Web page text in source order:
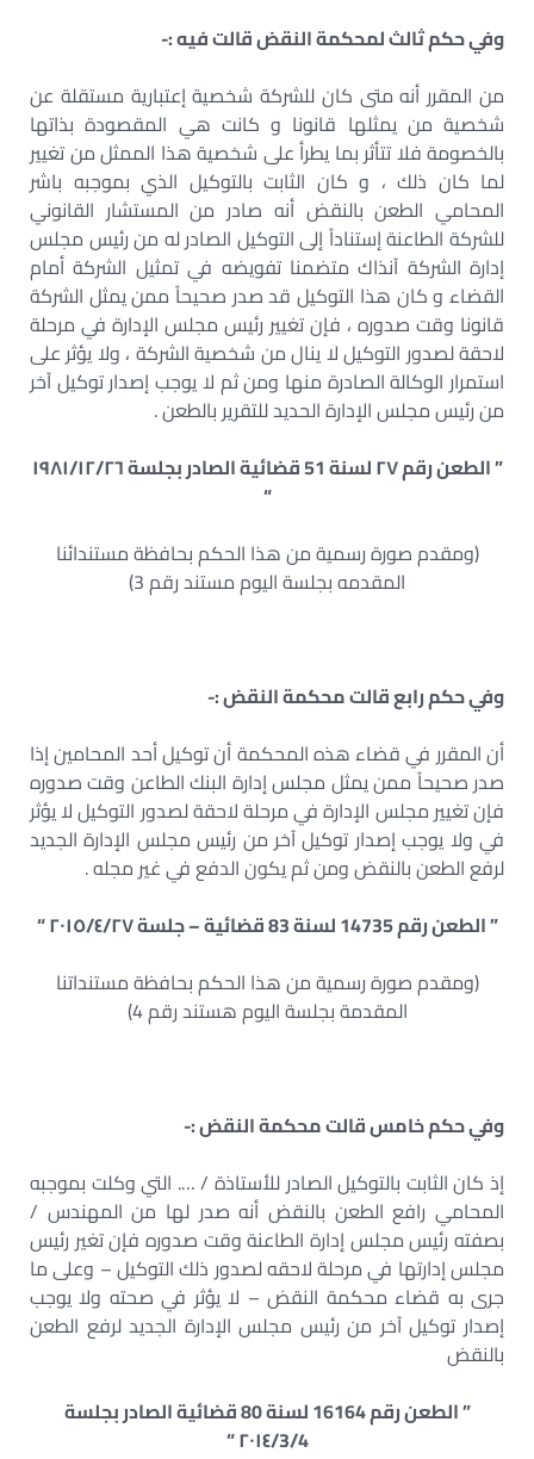
وفي حكم ثالث لمحكمة النقض قالت فيه :-
من المقرر أنه متى كان للشركة شخصية إعتبارية مستقلة عن
شخصية من يمثلها قانونا و كانت هي المقصودة بذاتها
بالخصومة فلا تتأثر بما يطرأ على شخصية هذا الممثل من تغيير
لما كان ذلك ، و كان الثابت بالتوكيل الذي بموجبه باشر
المحامي الطعن بالنقض أنه صادر من المستشار القانوني
للشركة الطاعنة إستناداً إلى التوكيل الصادر له من رئيس مجلس
إدارة الشركة آنذاك متضمنا تفويضه في تمثيل الشركة أمام
القضاء و كان هذا التوكيل قد صدر صحيحاً ممن يمثل الشركة
قانونا وقت صدوره ، فإن تغيير رئيس مجلس الإدارة في مرحلة
لاحقة لصدور التوكيل لا ينال من شخصية الشركة ، ولا يؤثر على
استمرار الوكالة الصادرة منها ومن ثم لا يوجب إصدار توكيل آخر
من رئيس مجلس الإدارة الحديد للتقرير بالطعن .
” الطعن رقم ٢٧ لسنة 51 قضائية الصادر بجلسة ١٩٨١/١٢/٢٦
“
(ومقدم صورة رسمية من هذا الحكم بحافظة مستندائنا
المقدمه بجلسة اليوم مستند رقم 3)
وفي حكم رابع قالت محكمة النقض :-
أن المقرر في قضاء هذه المحكمة أن توكيل أحد المحامين إذا
صدر صحيحاً ممن يمثل مجلس إدارة البنك الطاعن وقت صدوره
فإن تغيير مجلس الإدارة في مرحلة لاحقة لصدور التوكيل لا يؤثر
في ولا يوجب إصدار توكيل آخر من رئيس مجلس الإدارة الجديد
لرفع الطعن بالنقض ومن ثم يكون الدفع في غير مجله .
” الطعن رقم 14735 لسنة 83 قضائية – جلسة ٢٠١٥/٤/٢٧ “
(ومقدم صورة رسمية من هذا الحكم بحافظة مستنداتنا
المقدمة بجلسة اليوم هستند رقم 4)
وفي حكم خامس قالت محكمة النقض :-
إذ كان الثابت بالتوكيل الصادر للأستاذة / …. التي وكلت بموجبه
المحامي رافع الطعن بالنقض أنه صدر لها من المهندس /
بصفته رئيس مجلس إدارة الطاعنة وقت صدوره فإن تغير رئيس
مجلس إدارتها في مرحلة لاحقه لصدور ذلك التوكيل – وعلى ما
جرى به قضاء محكمة النقض – لا يؤثر في صحته ولا يوجب
إصدار توكيل آخر من رئيس مجلس الإدارة الجديد لرفع الطعن
بالنقض
” الطعن رقم 16164 لسنة 80 قضائية الصادر بجلسة
٢٠١٤/3/4 “